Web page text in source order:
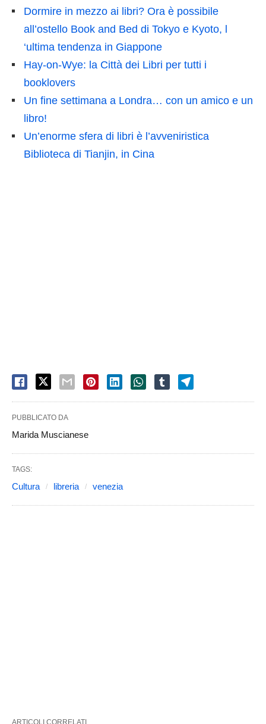
Dormire in mezzo ai libri? Ora è possibile
all’ostello Book and Bed di Tokyo e Kyoto, l
‘ultima tendenza in Giappone
Hay-on-Wye: la Città dei Libri per tutti i
booklovers
Un fine settimana a Londra… con un amico e un
libro!
Un’enorme sfera di libri è l’avveniristica
Biblioteca di Tianjin, in Cina
PUBBLICATO DA
Marida Muscianese
TAGS:
Cultura libreria venezia
ARTICOLI CORRELATI